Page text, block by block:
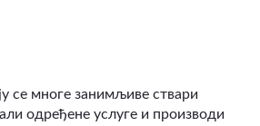
се многе занимљиве ствари
одређене услуге и производи